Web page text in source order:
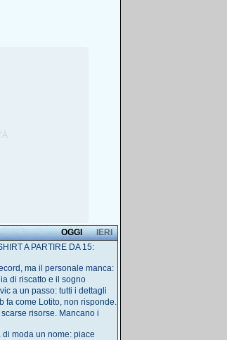
IERI
OGGI
A PARTIRE DA 15:
ma il personale manca:
di riscatto e il sogno
a un passo: tutti i dettagli
fa come Lotito, non risponde.
risorse. Mancano i
moda un nome: piace